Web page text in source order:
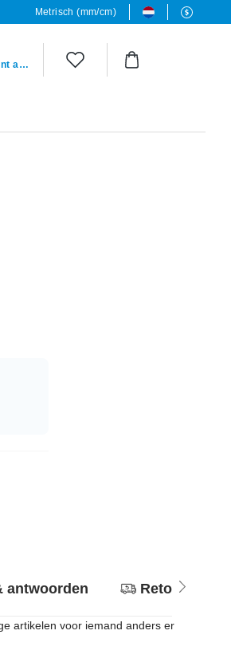
Metrisch (mm/cm)
Aanmelden/Account aanmaken
antwoorden Retourbeleid
artikelen voor iemand anders er